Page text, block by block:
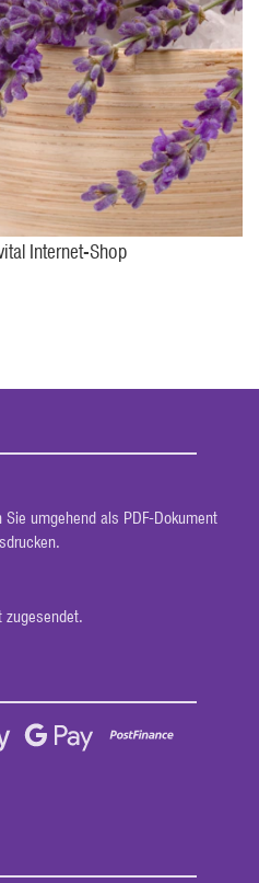
Internet-Shop
umgehend als PDF-Dokument
zugesendet.